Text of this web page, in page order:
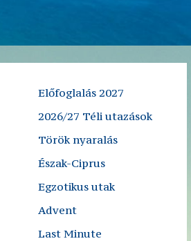
Előfoglalás 2027
2026/27 Téli utazások
Török nyaralás
Észak-Ciprus
Egzotikus utak
Advent
Last Minute